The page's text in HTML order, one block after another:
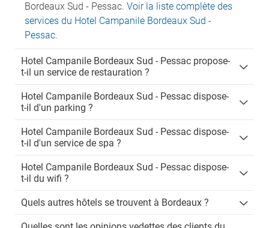
Bordeaux Sud - Pessac. Voir la liste complète des
services du Hotel Campanile Bordeaux Sud -
Pessac.
Hotel Campanile Bordeaux Sud - Pessac propose-
t-il un service de restauration ?
Hotel Campanile Bordeaux Sud - Pessac dispose-
t-il d'un parking ?
Hotel Campanile Bordeaux Sud - Pessac dispose-
t-il d'un service de spa ?
Hotel Campanile Bordeaux Sud - Pessac dispose-
t-il du wifi ?
Quels autres hôtels se trouvent à Bordeaux ?